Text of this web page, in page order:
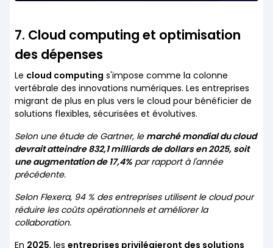
7. Cloud computing et optimisation
des dépenses
Le cloud computing s'impose comme la colonne
vertébrale des innovations numériques. Les entreprises
migrant de plus en plus vers le cloud pour bénéficier de
solutions flexibles, sécurisées et évolutives.
Selon une étude de Gartner, le marché mondial du cloud
devrait atteindre 832,1 milliards de dollars en 2025, soit
une augmentation de 17,4% par rapport à l'année
précédente.
Selon Flexera, 94 % des entreprises utilisent le cloud pour
réduire les coûts opérationnels et améliorer la
collaboration.
En 2025, les entreprises privilégieront des solutions